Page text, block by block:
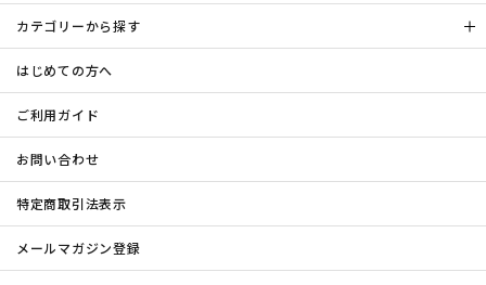
カテゴリーから探す
はじめての方へ
ご利用ガイド
お問い合わせ
特定商取引法表示
メールマガジン登録